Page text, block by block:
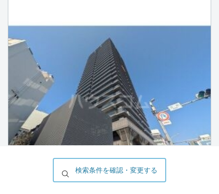
検索条件を確認・変更する